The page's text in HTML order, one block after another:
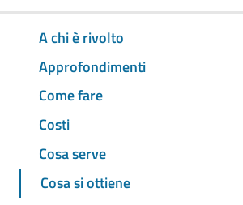
A chi è rivolto
Approfondimenti
Come fare
Costi
Cosa serve
Cosa si ottiene